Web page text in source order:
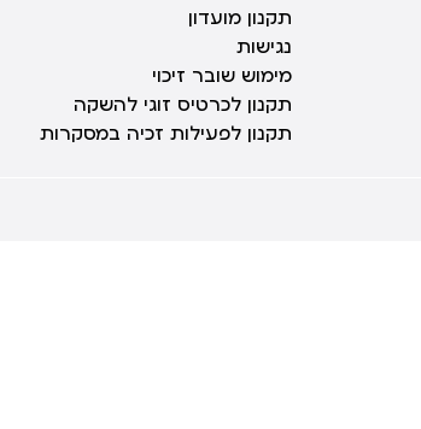
תקנון מועדון
נגישות
מימוש שובר זיכוי
תקנון לכרטיס זוגי להשקה
תקנון לפעילות זכיה במסקרות